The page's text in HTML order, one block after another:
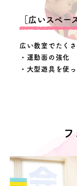
［広いスペー
広い教室でたく
・運動面の強化
・大型遊具を使